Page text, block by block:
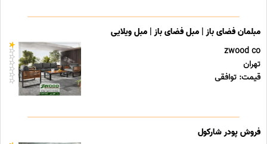
مبلمان فضای باز | مبل فضای باز | مبل ویلایی
zwood co
تهران
قیمت: توافقی
فروش پودر شارکول